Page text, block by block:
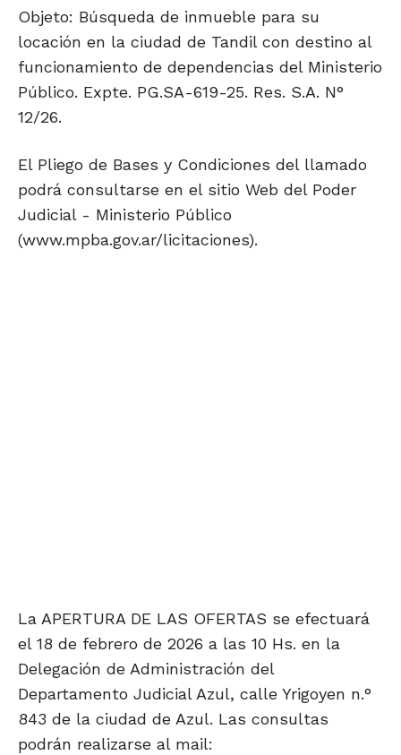
Objeto: Búsqueda de inmueble para su
locación en la ciudad de Tandil con destino al
funcionamiento de dependencias del Ministerio
Público. Expte. PG.SA-619-25. Res. S.A. N°
12/26.
El Pliego de Bases y Condiciones del llamado
podrá consultarse en el sitio Web del Poder
Judicial - Ministerio Público
(www.mpba.gov.ar/licitaciones).
La APERTURA DE LAS OFERTAS se efectuará
el 18 de febrero de 2026 a las 10 Hs. en la
Delegación de Administración del
Departamento Judicial Azul, calle Yrigoyen n.°
843 de la ciudad de Azul. Las consultas
podrán realizarse al mail: